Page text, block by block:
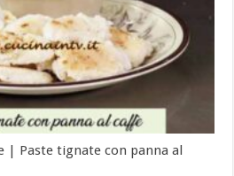
| Paste tignate con panna al